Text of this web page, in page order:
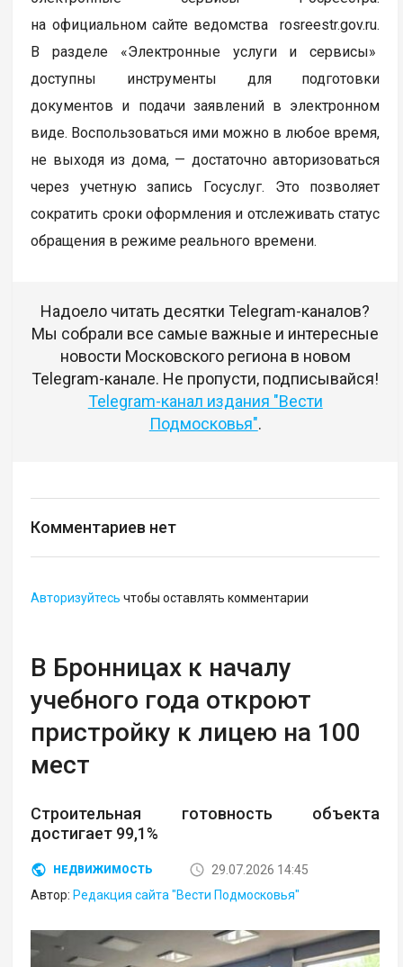
на официальном сайте ведомства rosreestr.gov.ru.
В разделе «Электронные услуги и сервисы»
доступны инструменты для подготовки
документов и подачи заявлений в электронном
виде. Воспользоваться ими можно в любое время,
не выходя из дома, — достаточно авторизоваться
через учетную запись Госуслуг. Это позволяет
сократить сроки оформления и отслеживать статус
обращения в режиме реального времени.
Надоело читать десятки Telegram-каналов?
Мы собрали все самые важные и интересные
новости Московского региона в новом
Telegram-канале. Не пропусти, подписывайся!
Telegram-канал издания "Вести
Подмосковья".
Комментариев нет
Авторизуйтесь чтобы оставлять комментарии
В Бронницах к началу
учебного года откроют
пристройку к лицею на 100
мест
Строительная готовность объекта
достигает 99,1%
НЕДВИЖИМОСТЬ
29.07.2026 14:45
Автор: Редакция сайта "Вести Подмосковья"